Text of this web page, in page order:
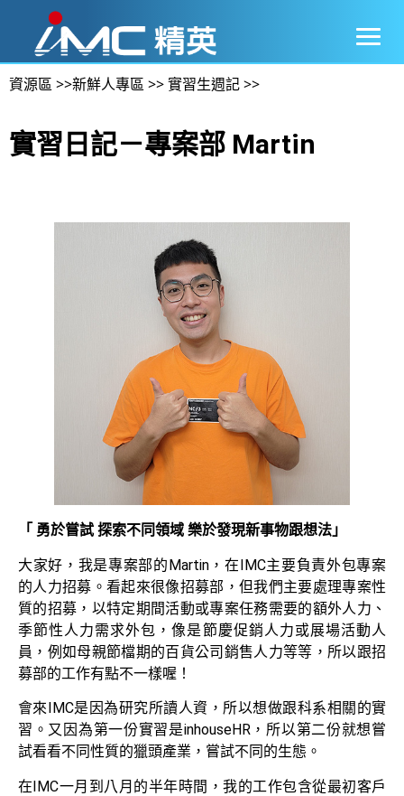
資源區>>新鮮人專區>>實習生週記>>
實習日記－專案部 Martin
「 勇於嘗試 探索不同領域 樂於發現新事物跟想法」
大家好，我是專案部的Martin，在IMC主要負責外包專案
的人力招募。看起來很像招募部，但我們主要處理專案性
質的招募，以特定期間活動或專案任務需要的額外人力、
季節性人力需求外包，像是節慶促銷人力或展場活動人
員，例如母親節檔期的百貨公司銷售人力等等，所以跟招
募部的工作有點不一樣喔！
會來IMC是因為研究所讀人資，所以想做跟科系相關的實
習。又因為第一份實習是inhouseHR，所以第二份就想嘗
試看看不同性質的獵頭產業，嘗試不同的生態。
在IMC一月到八月的半年時間，我的工作包含從最初客戶